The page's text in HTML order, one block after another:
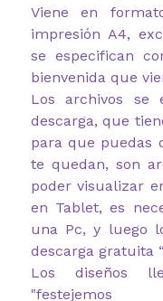
Viene en
impresión A4,
se especifican
bienvenida que
Los archivos se
descarga, que
para que puedas
te quedan, son
poder visualizar
en Tablet, es
una Pc, y luego
descarga gratuita
Los diseños